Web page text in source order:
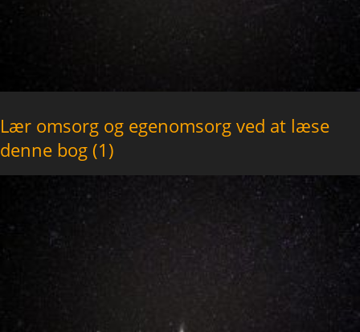
Lær omsorg og egenomsorg ved at læse
denne bog (1)